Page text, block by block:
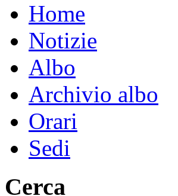
Home
Notizie
Albo
Archivio albo
Orari
Sedi
Cerca